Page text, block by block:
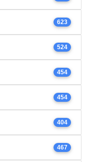
623
524
454
454
404
467